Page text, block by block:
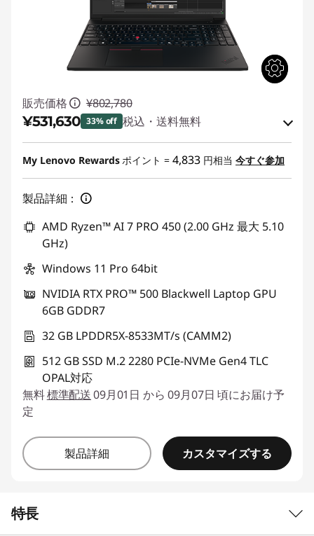
販売価格 ¥802,780
¥531,630 33% off 税込・送料無料
Eクーポン割引 :-¥271,150
Eクーポンコード :WEEKEND260809P
My Lenovo Rewardsポイント = 4,833 円相当 今すぐ参加
製品詳細：
AMD Ryzen™ AI 7 PRO 450 (2.00 GHz 最大 5.10
GHz)
Windows 11 Pro 64bit
NVIDIA RTX PRO™ 500 Blackwell Laptop GPU
6GB GDDR7
32 GB LPDDR5X-8533MT/s (CAMM2)
512 GB SSD M.2 2280 PCIe-NVMe Gen4 TLC
OPAL対応
無料標準配送09月01日 から 09月07日 頃にお届け予
定
製品詳細 カスタマイズする
特長